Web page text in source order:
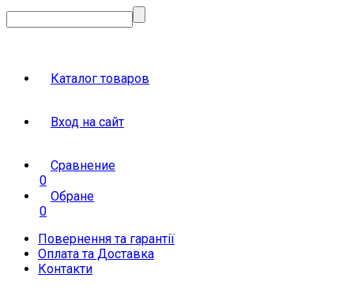
Каталог товаров
Вход на сайт
Сравнение
0
Обране
0
Повернення та гарантії
Оплата та Доставка
Контакти